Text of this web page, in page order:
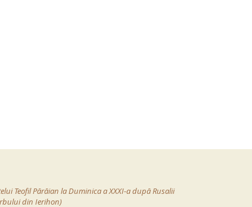
Teofil Părăian la Duminica a XXXI-a după Rusalii
din Ierihon)